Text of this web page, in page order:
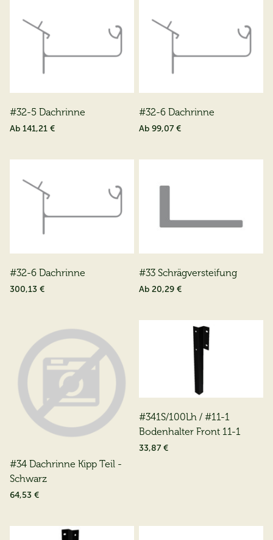
#32-5 Dachrinne
Ab 141,21 €
#32-6 Dachrinne
Ab 99,07 €
#32-6 Dachrinne
300,13 €
#33 Schrägversteifung
Ab 20,29 €
#34 Dachrinne Kipp Teil -
Schwarz
64,53 €
#341S/100Lh / #11-1
Bodenhalter Front 11-1
33,87 €